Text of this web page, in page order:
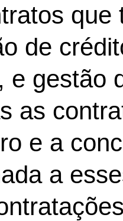
que
de
e gestão
as
e a
a